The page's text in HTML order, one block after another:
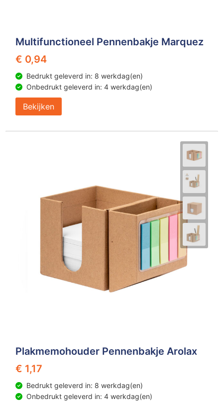
Multifunctioneel Pennenbakje Marquez
€ 0,94
Bedrukt geleverd in: 8 werkdag(en)
Onbedrukt geleverd in: 4 werkdag(en)
Bekijken
Plakmemohouder Pennenbakje Arolax
€ 1,17
Bedrukt geleverd in: 8 werkdag(en)
Onbedrukt geleverd in: 4 werkdag(en)